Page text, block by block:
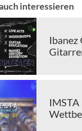
interessieren
Ibanez